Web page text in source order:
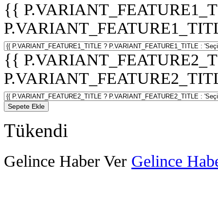
{{
{{
Sepete Ekle
Tükendi
Gelince Haber Ver Gelince